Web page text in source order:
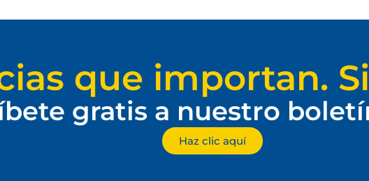
que importan.
gratis a nuestro
Haz clic aquí